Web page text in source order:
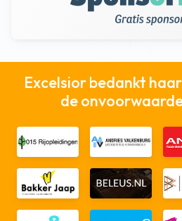
Excelsior bedankt
de